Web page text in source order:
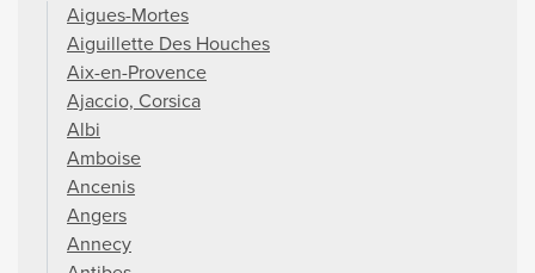
Aigues-Mortes
Aiguillette Des Houches
Aix-en-Provence
Ajaccio, Corsica
Albi
Amboise
Ancenis
Angers
Annecy